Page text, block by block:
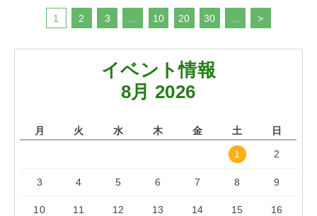
1 2 3 10 20 30 >
イベント情報
8月 2026
月 火 水 木 金 土 日
1 2
3 4 5 6 7 8 9
10 11 12 13 14 15 16